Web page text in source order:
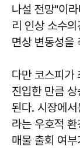
나설 전망"이
리 인상 소수
면상 변동성을
다만 코스피가
진입한 만큼
된다. 시장에
라는 우호적
매물 출회 여